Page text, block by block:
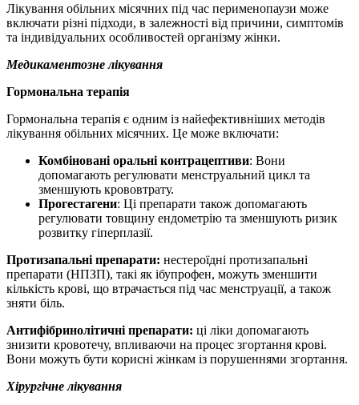
Лікування обільних місячних під час перименопаузи може
включати різні підходи, в залежності від причини, симптомів
та індивідуальних особливостей організму жінки.
Медикаментозне лікування
Гормональна терапія
Гормональна терапія є одним із найефективніших методів
лікування обільних місячних. Це може включати:
Комбіновані оральні контрацептиви: Вони
допомагають регулювати менструальний цикл та
зменшують крововтрату.
Прогестагени: Ці препарати також допомагають
регулювати товщину ендометрію та зменшують ризик
розвитку гіперплазії.
Протизапальні препарати: нестероїдні протизапальні
препарати (НПЗП), такі як ібупрофен, можуть зменшити
кількість крові, що втрачається під час менструації, а також
зняти біль.
Антифібринолітичні препарати: ці ліки допомагають
знизити кровотечу, впливаючи на процес згортання крові.
Вони можуть бути корисні жінкам із порушеннями згортання.
Хірургічне лікування